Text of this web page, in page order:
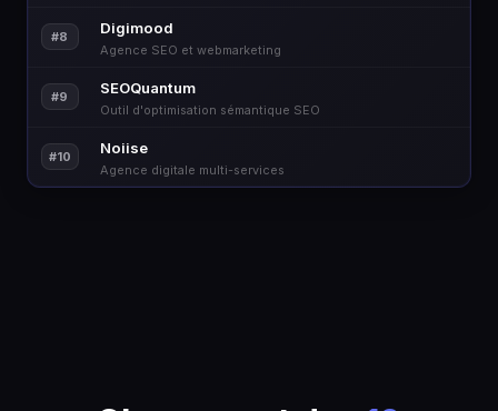
#8 Digimood
Agence SEO et webmarketing
#9 SEOQuantum
Outil d'optimisation sémantique SEO
#10 Noiise
Agence digitale multi-services